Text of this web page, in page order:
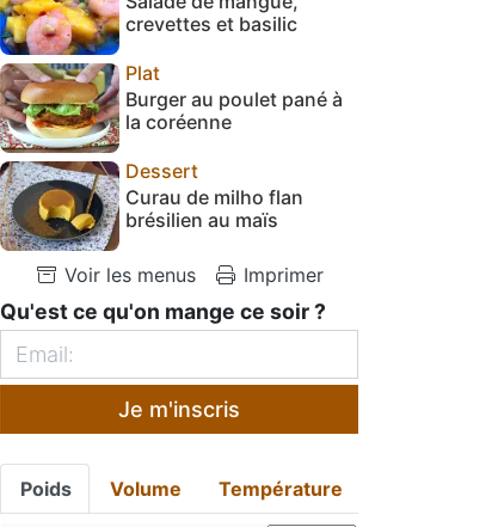
crevettes et basilic
Plat
Burger au poulet pané à
la coréenne
Dessert
Curau de milho flan
brésilien au maïs
Voir les menus Imprimer
Qu'est ce qu'on mange ce soir ?
Je m'inscris
Poids Volume Température